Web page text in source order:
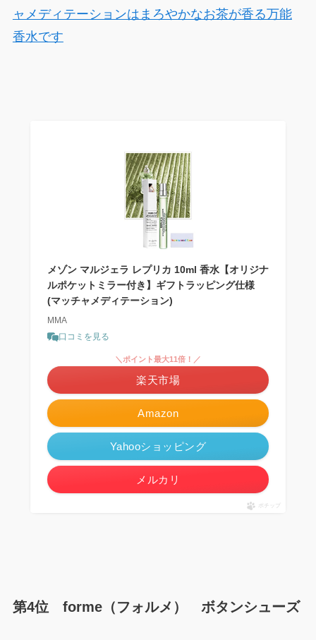
ャメディテーションはまろやかなお茶が香る万能
香水です
メゾン マルジェラ レプリカ 10ml 香水【オリジナ
ルポケットミラー付き】ギフトラッピング仕様
(マッチャメディテーション)
MMA
口コミを見る
Amazon
＼ポイント最大11倍！／
楽天市場
Yahooショッピング
メルカリ
ポチップ
第4位 forme（フォルメ） ボタンシューズ